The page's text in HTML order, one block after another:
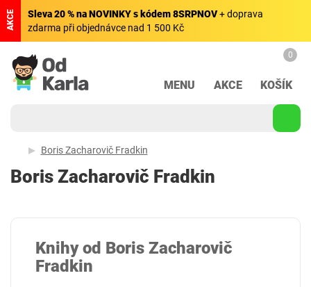
AKCE Sleva 20 % na NOVINKY s kódem 8SRPNOV+ doprava
zdarma při objednávce nad 1 500 Kč
MENU AKCE
0
KOŠÍK
Boris Zacharovič Fradkin
Boris Zacharovič Fradkin
Knihy od Boris Zacharovič
Fradkin